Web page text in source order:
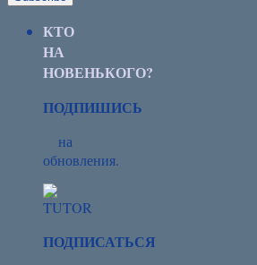
КТО
НА
НОВЕНЬКОГО?
ПОДПИШИСЬ
на
обновления.
ПОДПИСАТЬСЯ